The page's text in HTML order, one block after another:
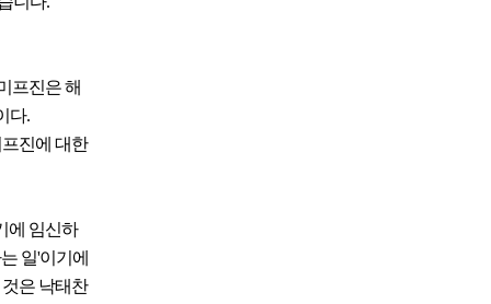
프진은 해
다.
진에 대한
에 임신하
일'이기에
은 낙태찬